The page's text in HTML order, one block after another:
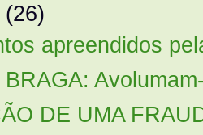
(26)
apreendidos
BRAGA:
DE UMA